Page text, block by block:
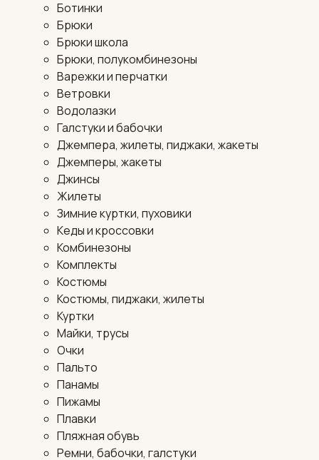
Ботинки
Брюки
Брюки школа
Брюки, полукомбинезоны
Варежки и перчатки
Ветровки
Водолазки
Галстуки и бабочки
Джемпера, жилеты, пиджаки, жакеты
Джемперы, жакеты
Джинсы
Жилеты
Зимние куртки, пуховики
Кеды и кроссовки
Комбинезоны
Комплекты
Костюмы
Костюмы, пиджаки, жилеты
Куртки
Майки, трусы
Очки
Пальто
Панамы
Пижамы
Плавки
Пляжная обувь
Ремни, бабочки, галстуки